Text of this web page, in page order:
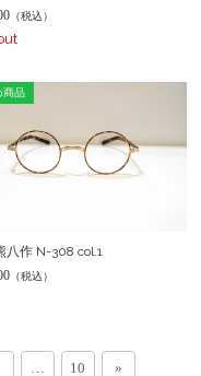
（税込）
商品
八作 N-308 col.1
（税込）
… 10 »